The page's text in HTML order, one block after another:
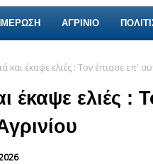
ΑΓΡΙΝΙΟ
και έκαψε ελιές : Τον έπιασε επ'
έκαψε ελιές